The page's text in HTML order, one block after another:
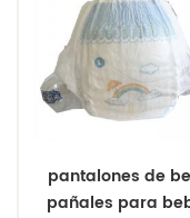
pantalones de
pañales para